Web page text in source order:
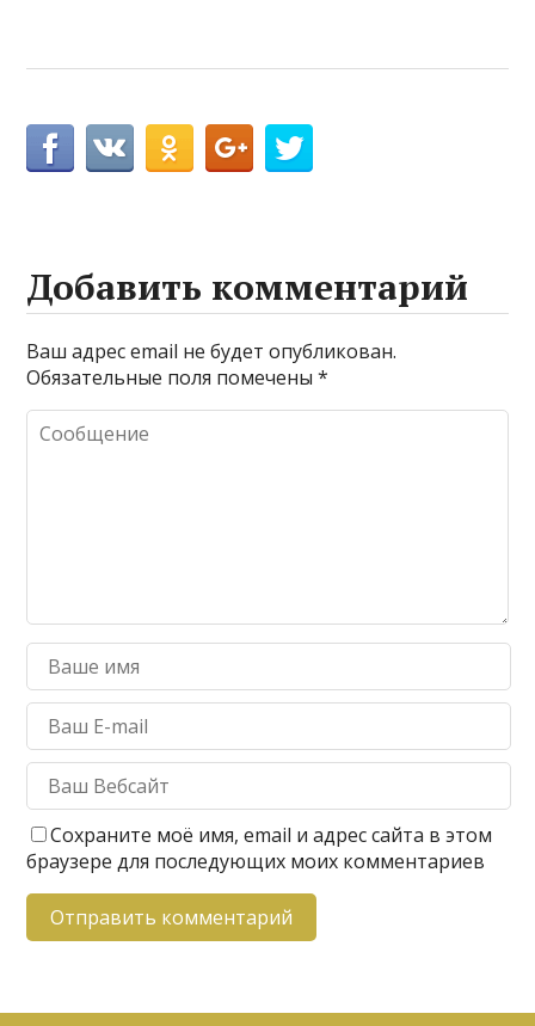
Добавить комментарий
Ваш адрес email не будет опубликован.
Обязательные поля помечены*
Сохраните моё имя, email и адрес сайта в этом
браузере для последующих моих комментариев